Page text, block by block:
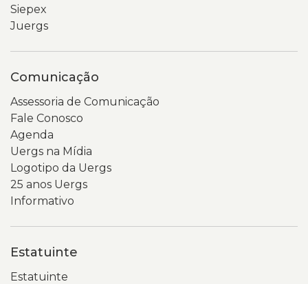
Siepex
Juergs
Comunicação
Assessoria de Comunicação
Fale Conosco
Agenda
Uergs na Mídia
Logotipo da Uergs
25 anos Uergs
Informativo
Estatuinte
Estatuinte